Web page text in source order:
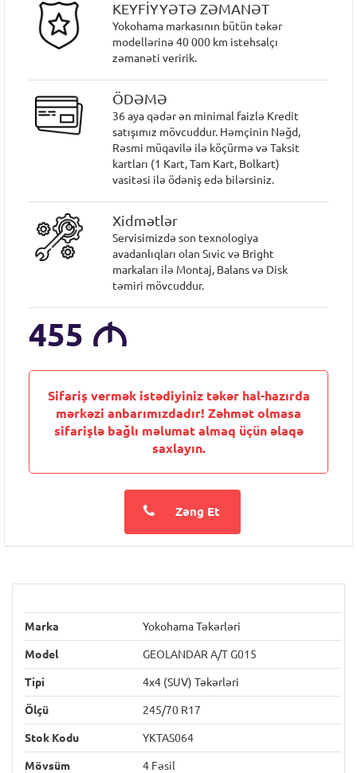
KEYFİYYƏTƏ ZƏMANƏT
Yokohama markasının bütün təkər
modellərinə 40 000 km istehsalçı
zəmanəti veririk.
ÖDƏMƏ
36 aya qədər ən minimal faizlə Kredit
satışımız mövcuddur. Həmçinin Nəğd,
Rəsmi müqavilə ilə köçürmə və Taksit
kartları (1 Kart, Tam Kart, Bolkart)
vasitəsi ilə ödəniş edə bilərsiniz.
Xidmətlər
Servisimizdə son texnologiya
avadanlıqları olan Sıvic və Bright
markaları ilə Montaj, Balans və Disk
təmiri mövcuddur.
455 M
Sifariş vermək istədiyiniz təkər hal-hazırda
mərkəzi anbarımızdadır! Zəhmət olmasa
sifarişlə bağlı məlumat almaq üçün əlaqə
saxlayın.
Zəng Et
Marka Yokohama Təkərləri
Model GEOLANDAR A/T G015
Tipi 4x4 (SUV) Təkərləri
Ölçü 245/70 R17
Stok Kodu YKTAS064
Mövsüm 4 Fəsil